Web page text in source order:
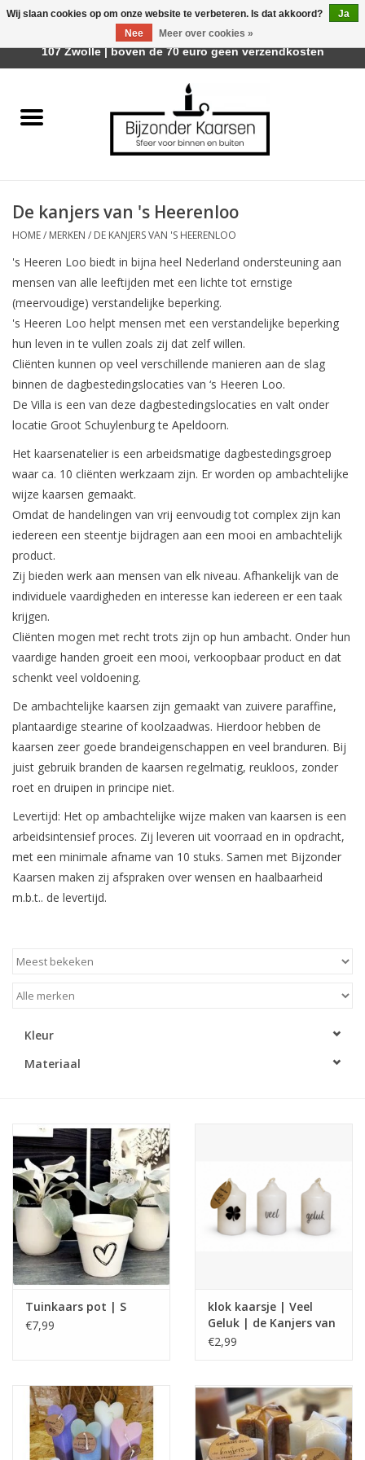
Räder Design Stories
Geurkaarsen
Tafelhaarden
Sfeer voor Buiten
Kaarsenhouders
LED Kaarsen
Relatiegeschenken & Bedankjes
Huisparfums
Sale
Blog
Merken
De kanjers van 's Heerenloo
HOME/ MERKEN / DE KANJERS VAN 'S HEERENLOO
's Heeren Loo biedt in bijna heel Nederland ondersteuning aan
mensen van alle leeftijden met een lichte tot ernstige
(meervoudige) verstandelijke beperking.
's Heeren Loo helpt mensen met een verstandelijke beperking
hun leven in te vullen zoals zij dat zelf willen.
Cliënten kunnen op veel verschillende manieren aan de slag
binnen de dagbestedingslocaties van ‘s Heeren Loo.
De Villa is een van deze dagbestedingslocaties en valt onder
locatie Groot Schuylenburg te Apeldoorn.
Het kaarsenatelier is een arbeidsmatige dagbestedingsgroep
waar ca. 10 cliënten werkzaam zijn. Er worden op ambachtelijke
wijze kaarsen gemaakt.
Omdat de handelingen van vrij eenvoudig tot complex zijn kan
iedereen een steentje bijdragen aan een mooi en ambachtelijk
product.
Zij bieden werk aan mensen van elk niveau. Afhankelijk van de
individuele vaardigheden en interesse kan iedereen er een taak
krijgen.
Cliënten mogen met recht trots zijn op hun ambacht. Onder hun
vaardige handen groeit een mooi, verkoopbaar product en dat
schenkt veel voldoening.
De ambachtelijke kaarsen zijn gemaakt van zuivere paraffine,
plantaardige stearine of koolzaadwas. Hierdoor hebben de
kaarsen zeer goede brandeigenschappen en veel branduren. Bij
juist gebruik branden de kaarsen regelmatig, reukloos, zonder
roet en druipen in principe niet.
Levertijd: Het op ambachtelijke wijze maken van kaarsen is een
arbeidsintensief proces. Zij leveren uit voorraad en in opdracht,
met een minimale afname van 10 stuks. Samen met Bijzonder
Kaarsen maken zij afspraken over wensen en haalbaarheid
m.b.t.. de levertijd.
Kleur
Materiaal
Tuinkaars pot | S
€7,99
klok kaarsje | Veel
Geluk | de Kanjers van
's Heeren Loo
€2,99
Wij slaan cookies op om onze website te verbeteren. Is dat akkoord?
Ja
Nee
Meer over cookies »
Afhalen is mogelijk bij Trotz Woon & Cadeau | Belvederelaan
107 Zwolle | boven de 70 euro geen verzendkosten